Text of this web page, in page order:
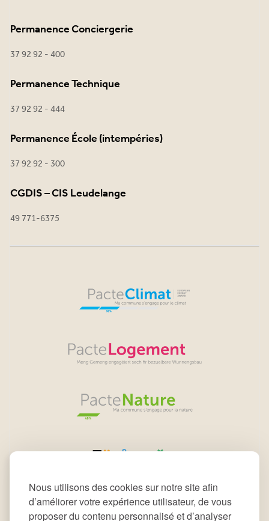
Nous utilisons des cookies sur notre site afin
d’améliorer votre expérience utilisateur, de vous
proposer du contenu personnalisé et d’analyser
Permanence Conciergerie
37 92 92 - 400
Permanence Technique
37 92 92 - 444
Permanence École (intempéries)
37 92 92 - 300
CGDIS – CIS Leudelange
49 771-6375